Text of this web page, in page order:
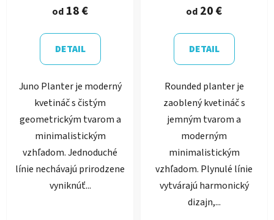
od 18 €
DETAIL
Juno Planter je moderný
kvetináč s čistým
geometrickým tvarom a
minimalistickým
vzhľadom. Jednoduché
línie nechávajú prirodzene
vyniknúť...
od 20 €
DETAIL
Rounded planter je
zaoblený kvetináč s
jemným tvarom a
moderným
minimalistickým
vzhľadom. Plynulé línie
vytvárajú harmonický
dizajn,...